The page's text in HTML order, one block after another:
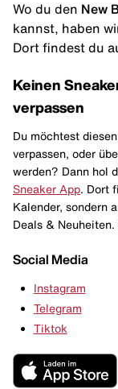
Wo du den New
kannst, haben
Dort findest du
Keinen
verpassen
Du möchtest diesen
verpassen, oder
werden? Dann hol
Sneaker App. Dort
Kalender, sondern
Deals &
Social Media
Instagram
Telegram
Tiktok